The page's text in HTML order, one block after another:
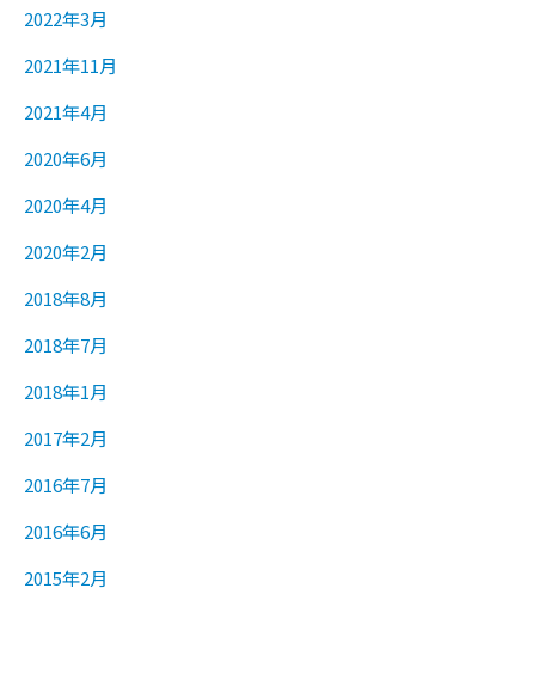
2022年3月
2021年11月
2021年4月
2020年6月
2020年4月
2020年2月
2018年8月
2018年7月
2018年1月
2017年2月
2016年7月
2016年6月
2015年2月